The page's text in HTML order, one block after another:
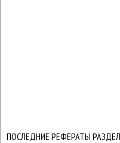
ПОСЛЕДНИЕ РЕФЕРАТЫ